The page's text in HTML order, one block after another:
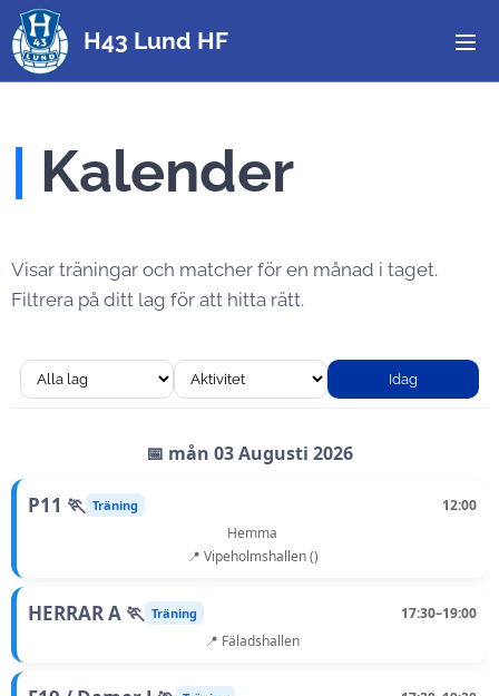
H43 Lund HF
Kalender
Visar träningar och matcher för en månad i taget.
Filtrera på ditt lag för att hitta rätt.
Idag
📅 mån 03 Augusti 2026
P11 🏃 Träning
12:00
Hemma
📍 Vipeholmshallen ()
HERRAR A 🏃 Träning
17:30–19:00
📍 Fäladshallen